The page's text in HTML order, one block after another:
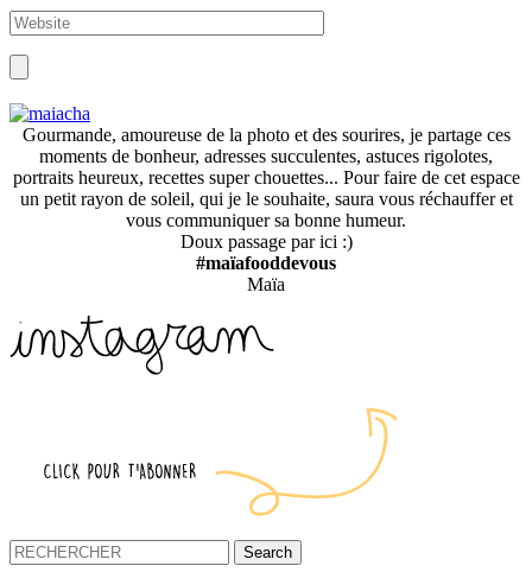
Gourmande, amoureuse de la photo et des sourires, je partage ces
moments de bonheur, adresses succulentes, astuces rigolotes,
portraits heureux, recettes super chouettes... Pour faire de cet espace
un petit rayon de soleil, qui je le souhaite, saura vous réchauffer et
vous communiquer sa bonne humeur.
Doux passage par ici :)
#maïafooddevous
Maïa